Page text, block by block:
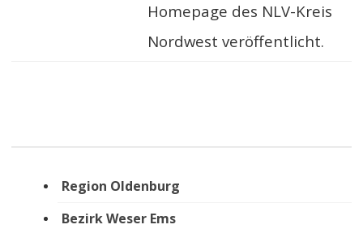
Homepage des NLV-Kreis
Nordwest veröffentlicht.
Region Oldenburg
Bezirk Weser Ems